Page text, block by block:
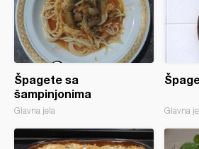
Špagete sa
šampinjonima
Glavna jela Glavna